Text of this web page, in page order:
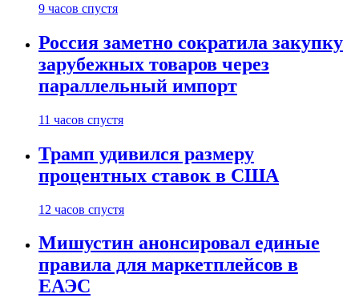
9 часов спустя
Россия заметно сократила закупку
зарубежных товаров через
параллельный импорт
11 часов спустя
Трамп удивился размеру
процентных ставок в США
12 часов спустя
Мишустин анонсировал единые
правила для маркетплейсов в
ЕАЭС